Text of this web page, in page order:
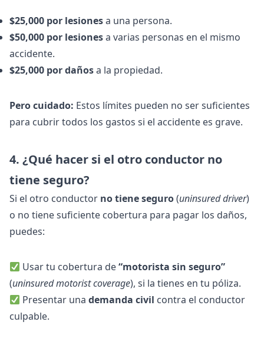
$25,000 por lesionesa una persona.
$50,000 por lesionesa varias personas en el mismo
accidente.
$25,000 por dañosa la propiedad.
Pero cuidado: Estos límites pueden no ser suficientes
para cubrir todos los gastos si el accidente es grave.
4. ¿Qué hacer si el otro conductor no
tiene seguro?
Si el otro conductor no tiene seguro(uninsured driver)
o no tiene suficiente cobertura para pagar los daños,
puedes:
Usar tu cobertura de“motorista sin seguro”
(uninsured motorist coverage), si la tienes en tu póliza.
Presentar unademanda civil contra el conductor
culpable.